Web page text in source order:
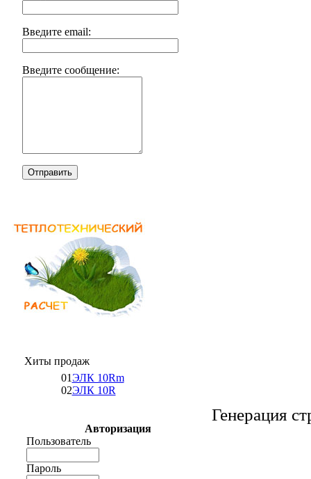
Введите email:
Введите сообщение:
Отправить
Хиты продаж
01ЭЛК 10Rm
02ЭЛК 10R
Авторизация
Пользователь
Пароль
Генерация